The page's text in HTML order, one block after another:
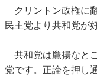
クリントン政権に
民主党より共和党が
共和党は鷹揚なと
党です。正論を押し